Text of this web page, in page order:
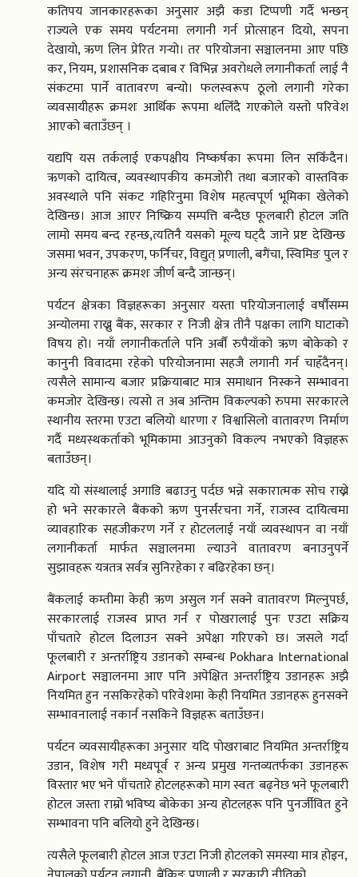
कतिपय जानकारहरूका अनुसार अझै कडा टिप्पणी गर्दै भन्छन्
राज्यले एक समय पर्यटनमा लगानी गर्न प्रोत्साहन दियो, सपना
देखायो, ऋण लिन प्रेरित गर्‍यो। तर परियोजना सञ्चालनमा आए पछि
कर, नियम, प्रशासनिक दबाब र विभिन्न अवरोधले लगानीकर्ता लाई नै
संकटमा पार्ने वातावरण बन्यो। फलस्वरूप ठूलो लगानी गरेका
व्यवसायीहरू क्रमशः आर्थिक रूपमा थलिँदै गएकोले यस्तो परिवेश
आएको बताउँछन् ।
यद्यपि यस तर्कलाई एकपक्षीय निष्कर्षका रूपमा लिन सकिँदैन।
ऋणको दायित्व, व्यवस्थापकीय कमजोरी तथा बजारको वास्तविक
अवस्थाले पनि संकट गहिरिनुमा विशेष महत्वपूर्ण भूमिका खेलेको
देखिन्छ। आज आएर निष्क्रिय सम्पत्ति बन्दैछ फूलबारी होटल जति
लामो समय बन्द रहन्छ,त्यतिनै यसको मूल्य घट्दै जाने प्रष्ट देखिन्छ
जसमा भवन, उपकरण, फर्निचर, विद्युत् प्रणाली, बगैंचा, स्विमिङ पुल र
अन्य संरचनाहरू क्रमशः जीर्ण बन्दै जान्छन्।
पर्यटन क्षेत्रका विज्ञहरूका अनुसार यस्ता परियोजनालाई वर्षौंसम्म
अन्योलमा राख्नु बैंक, सरकार र निजी क्षेत्र तीनै पक्षका लागि घाटाको
विषय हो। नयाँ लगानीकर्ताले पनि अर्बौं रुपैयाँको ऋण बोकेको र
कानुनी विवादमा रहेको परियोजनामा सहजै लगानी गर्न चाहँदैनन्।
त्यसैले सामान्य बजार प्रक्रियाबाट मात्र समाधान निस्कने सम्भावना
कमजोर देखिन्छ। त्यसो त अब अन्तिम विकल्पको रुपमा सरकारले
स्थानीय स्तरमा एउटा बलियो धारणा र विश्वासिलो वातावरण निर्माण
गर्दै मध्यस्थकर्ताको भूमिकामा आउनुको विकल्प नभएको विज्ञहरू
बताउँछन्।
यदि यो संस्थालाई अगाडि बढाउनु पर्दछ भन्ने सकारात्मक सोच राख्ने
हो भने सरकारले बैंकको ऋण पुनर्संरचना गर्ने, राजस्व दायित्वमा
व्यावहारिक सहजीकरण गर्ने र होटललाई नयाँ व्यवस्थापन वा नयाँ
लगानीकर्ता मार्फत सञ्चालनमा ल्याउने वातावरण बनाउनुपर्ने
सुझावहरू यत्रतत्र सर्वत्र सुनिरहेका र बढिरहेका छन्।
बैंकलाई कम्तीमा केही ऋण असुल गर्न सक्ने वातावरण मिल्नुपर्छ,
सरकारलाई राजस्व प्राप्त गर्न र पोखरालाई पुनः एउटा सक्रिय
पाँचतारे होटल दिलाउन सक्ने अपेक्षा गरिएको छ। जसले गर्दा
फूलबारी र अन्तर्राष्ट्रिय उडानको सम्बन्ध Pokhara International
Airport सञ्चालनमा आए पनि अपेक्षित अन्तर्राष्ट्रिय उडानहरू अझै
नियमित हुन नसकिरहेको परिवेशमा केही नियमित उडानहरू हुनसक्ने
सम्भावनालाई नकार्न नसकिने विज्ञहरू बताउँछन।
पर्यटन व्यवसायीहरूका अनुसार यदि पोखराबाट नियमित अन्तर्राष्ट्रिय
उडान, विशेष गरी मध्यपूर्व र अन्य प्रमुख गन्तव्यतर्फका उडानहरू
विस्तार भए भने पाँचतारे होटलहरूको माग स्वतः बढ्नेछ भने फूलबारी
होटल जस्ता राम्रो भविष्य बोकेका अन्य होटलहरू पनि पुनर्जीवित हुने
सम्भावना पनि बलियो हुने देखिन्छ।
त्यसैले फूलबारी होटल आज एउटा निजी होटलको समस्या मात्र होइन,